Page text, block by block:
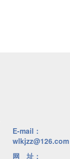
E-mail：
wlkjzz@126.com
网 址：